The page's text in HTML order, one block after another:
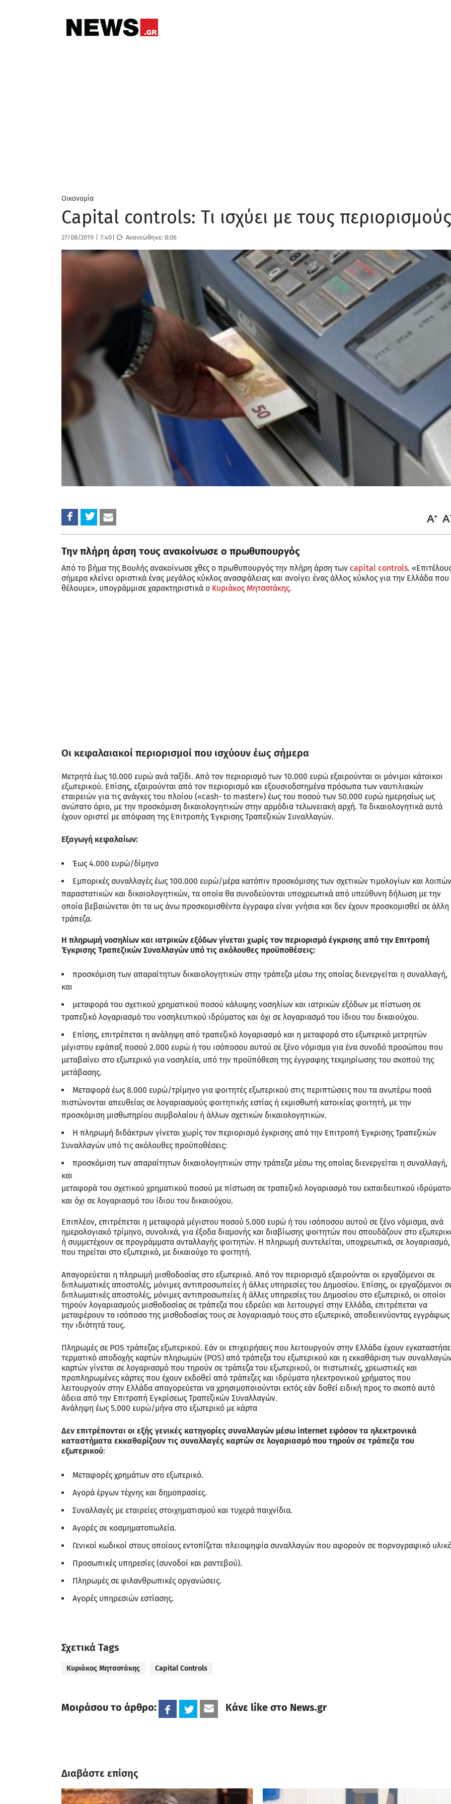
Οικονομία
Capital controls: Τι ισχύει με τους περιορισμούς
27/08/2019 7:40 Ανανεώθηκε:8:06
Την πλήρη άρση τους ανακοίνωσε ο πρωθυπουργός
Από το βήμα της Βουλής ανακοίνωσε χθες ο πρωθυπουργός την πλήρη άρση των capital controls.
σήμερα κλείνει οριστικά ένας μεγάλος κύκλος ανασφάλειας και ανοίγει ένας άλλος κύκλος για την Ελλάδα που
θέλουμε», υπογράμμισε χαρακτηριστικά ο Κυριάκος Μητσοτάκης.
Οι κεφαλαιακοί περιορισμοί που ισχύουν έως σήμερα
Μετρητά έως 10.000 ευρώ ανά ταξίδι. Από τον περιορισμό των 10.000 ευρώ εξαιρούνται οι μόνιμοι κάτοικοι
εξωτερικού. Επίσης, εξαιρούνται από τον περιορισμό και εξουσιοδοτημένα πρόσωπα των ναυτιλιακών
εταιρειών για τις ανάγκες του πλοίου («cash- to master») έως του ποσού των 50.000 ευρώ ημερησίως ως
ανώτατο όριο, με την προσκόμιση δικαιολογητικών στην αρμόδια τελωνειακή αρχή. Τα δικαιολογητικά αυτά
έχουν οριστεί με απόφαση της Επιτροπής Έγκρισης Τραπεζικών Συναλλαγών.
Εξαγωγή κεφαλαίων:
Έως 4.000 ευρώ/δίμηνο
Εμπορικές συναλλαγές έως 100.000 ευρώ/μέρα κατόπιν προσκόμισης των σχετικών τιμολογίων και λοιπών
παραστατικών και δικαιολογητικών, τα οποία θα συνοδεύονται υποχρεωτικά από υπεύθυνη δήλωση με την
οποία βεβαιώνεται ότι τα ως άνω προσκομισθέντα έγγραφα είναι γνήσια και δεν έχουν προσκομισθεί σε άλλη
τράπεζα.
Η πληρωμή νοσηλίων και ιατρικών εξόδων γίνεται χωρίς τον περιορισμό έγκρισης από την Επιτροπή
Έγκρισης Τραπεζικών Συναλλαγών υπό τις ακόλουθες προϋποθέσεις:
προσκόμιση των απαραίτητων δικαιολογητικών στην τράπεζα μέσω της οποίας διενεργείται η συναλλαγή,
και
μεταφορά του σχετικού χρηματικού ποσού κάλυψης νοσηλίων και ιατρικών εξόδων με πίστωση σε
τραπεζικό λογαριασμό του νοσηλευτικού ιδρύματος και όχι σε λογαριασμό του ίδιου του δικαιούχου.
Επίσης, επιτρέπεται η ανάληψη από τραπεζικό λογαριασμό και η μεταφορά στο εξωτερικό μετρητών
μέγιστου εφάπαξ ποσού 2.000 ευρώ ή του ισόποσου αυτού σε ξένο νόμισμα για ένα συνοδό προσώπου που
μεταβαίνει στο εξωτερικό για νοσηλεία, υπό την προϋπόθεση της έγγραφης τεκμηρίωσης του σκοπού της
μετάβασης.
Μεταφορά έως 8.000 ευρώ/τρίμηνο για φοιτητές εξωτερικού στις περιπτώσεις που τα ανωτέρω ποσά
πιστώνονται απευθείας σε λογαριασμούς φοιτητικής εστίας ή εκμισθωτή κατοικίας φοιτητή, με την
προσκόμιση μισθωτηρίου συμβολαίου ή άλλων σχετικών δικαιολογητικών.
Η πληρωμή διδάκτρων γίνεται χωρίς τον περιορισμό έγκρισης από την Επιτροπή Έγκρισης Τραπεζικών
Συναλλαγών υπό τις ακόλουθες προϋποθέσεις:
προσκόμιση των απαραίτητων δικαιολογητικών στην τράπεζα μέσω της οποίας διενεργείται η συναλλαγή,
και
μεταφορά του σχετικού χρηματικού ποσού με πίστωση σε τραπεζικό λογαριασμό του εκπαιδευτικού
και όχι σε λογαριασμό του ίδιου του δικαιούχου.
Επιπλέον, επιτρέπεται η μεταφορά μέγιστου ποσού 5.000 ευρώ ή του ισόποσου αυτού σε ξένο νόμισμα, ανά
ημερολογιακό τρίμηνο, συνολικά, για έξοδα διαμονής και διαβίωσης φοιτητών που σπουδάζουν στο
ή συμμετέχουν σε προγράμματα ανταλλαγής φοιτητών. Η πληρωμή συντελείται, υποχρεωτικά, σε λογαριασμό,
που τηρείται στο εξωτερικό, με δικαιούχο το φοιτητή.
Απαγορεύεται η πληρωμή μισθοδοσίας στο εξωτερικό. Από τον περιορισμό εξαιρούνται οι εργαζόμενοι σε
διπλωματικές αποστολές, μόνιμες αντιπροσωπείες ή άλλες υπηρεσίες του Δημοσίου. Επίσης, οι εργαζόμενοι
διπλωματικές αποστολές, μόνιμες αντιπροσωπείες ή άλλες υπηρεσίες του Δημοσίου στο εξωτερικό, οι οποίοι
τηρούν λογαριασμούς μισθοδοσίας σε τράπεζα που εδρεύει και λειτουργεί στην Ελλάδα, επιτρέπεται να
μεταφέρουν το ισόποσο της μισθοδοσίας τους σε λογαριασμό τους στο εξωτερικό, αποδεικνύοντας εγγράφως
την ιδιότητά τους.
Πληρωμές σε POS τράπεζας εξωτερικού. Εάν οι επιχειρήσεις που λειτουργούν στην Ελλάδα έχουν
τερματικό αποδοχής καρτών πληρωμών (POS) από τράπεζα του εξωτερικού και η εκκαθάριση των
καρτών γίνεται σε λογαριασμό που τηρούν σε τράπεζα του εξωτερικού, οι πιστωτικές, χρεωστικές και
προπληρωμένες κάρτες που έχουν εκδοθεί από τράπεζες και ιδρύματα ηλεκτρονικού χρήματος που
λειτουργούν στην Ελλάδα απαγορεύεται να χρησιμοποιούνται εκτός εάν δοθεί ειδική προς το σκοπό αυτό
άδεια από την Επιτροπή Εγκρίσεως Τραπεζικών Συναλλαγών.
Ανάληψη έως 5.000 ευρώ/μήνα στο εξωτερικό με κάρτα
Δεν επιτρέπονται οι εξής γενικές κατηγορίες συναλλαγών μέσω internet εφόσον τα ηλεκτρονικά
καταστήματα εκκαθαρίζουν τις συναλλαγές καρτών σε λογαριασμό που τηρούν σε τράπεζα του
εξωτερικού:
Μεταφορές χρημάτων στο εξωτερικό.
Αγορά έργων τέχνης και δημοπρασίες.
Συναλλαγές με εταιρείες στοιχηματισμού και τυχερά παιχνίδια.
Αγορές σε κοσμηματοπωλεία.
Γενικοί κωδικοί στους οποίους εντοπίζεται πλειοψηφία συναλλαγών που αφορούν σε πορνογραφικό
Προσωπικές υπηρεσίες (συνοδοί και ραντεβού).
Πληρωμές σε φιλανθρωπικές οργανώσεις.
Αγορές υπηρεσιών εστίασης.
Σχετικά Tags
Κυριάκος Μητσοτάκης Capital Controls
Μοιράσου το άρθρο: Κάνε like στο News.gr
Διαβάστε επίσης